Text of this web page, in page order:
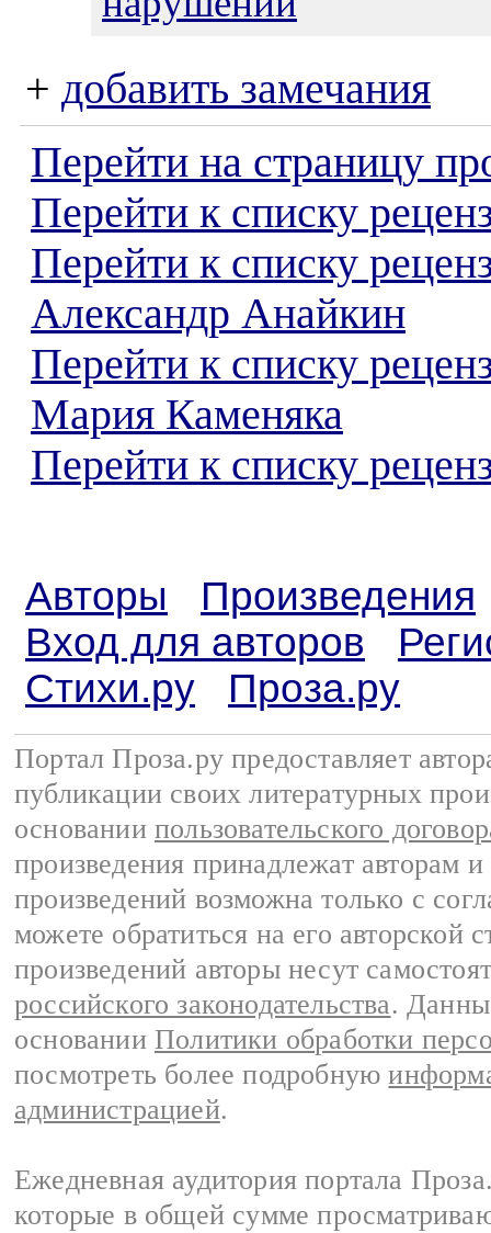
+ добавить замечания
Перейти на страницу
Перейти к списку
Перейти к списку
Александр Анайкин
Перейти к списку
Мария Каменяка
Перейти к списку
Авторы
Произведения
Вход для авторов
Стихи.ру
Проза.ру
Портал Проза.ру предоставляет
публикации своих литературных
основании пользовательского
произведения принадлежат авторам
произведений возможна только с
можете обратиться на его авторской
произведений авторы несут
российского законодательства.
основании Политики обработки
посмотреть более подробную
администрацией.
Ежедневная аудитория портала
которые в общей сумме